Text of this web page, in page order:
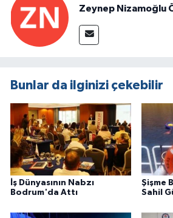
Zeynep Nizamoğlu
Bunlar da ilginizi çekebilir
İş Dünyasının Nabzı
Bodrum'da Attı
Şişme
Sahil